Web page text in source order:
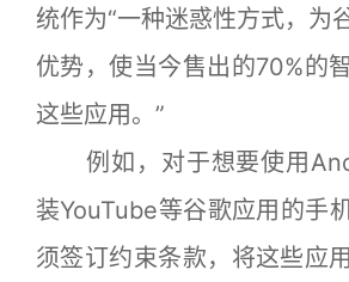
统作为“一种迷惑性方式，为
优势，使当今售出的70%的
这些应用。”
例如，对于想要使用
装YouTube等谷歌应用的手
须签订约束条款，将这些应